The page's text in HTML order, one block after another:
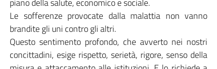
piano della salute, economico e sociale.
Le sofferenze provocate dalla malattia non vanno
brandite gli uni contro gli altri.
Questo sentimento profondo, che avverto nei nostri
concittadini, esige rispetto, serietà, rigore, senso della